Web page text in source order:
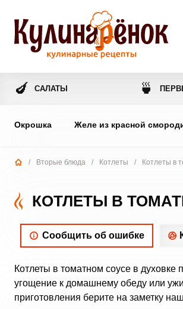
🍆 САЛАТЫ 🍵
Окрошка Желе из красной
/ Вторые блюда / Котлеты / Котлеты в
КОТЛЕТЫ В
Сообщить об ошибке
Котлеты в томатном соусе в
угощение к домашнему обеду или
приготовления берите на заметку